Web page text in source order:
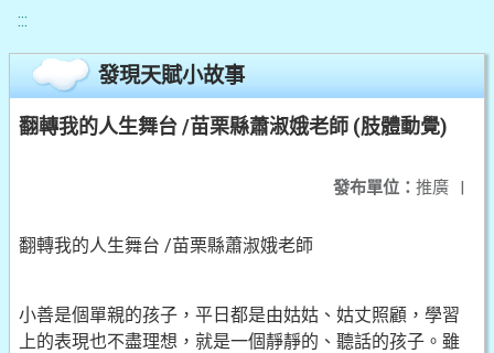
:::
發現天賦小故事
翻轉我的人生舞台 /苗栗縣蕭淑娥老師 (肢體動覺)
發布單位： 推廣 |
翻轉我的人生舞台 /苗栗縣蕭淑娥老師
小善是個單親的孩子，平日都是由姑姑、姑丈照顧，學習
上的表現也不盡理想，就是一個靜靜的、聽話的孩子。雖